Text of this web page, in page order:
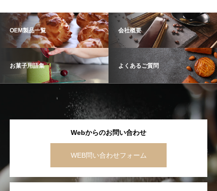
OEM製品一覧 会社概要
お菓子用語集 よくあるご質問
Webからのお問い合わせ
WEB問い合わせフォーム